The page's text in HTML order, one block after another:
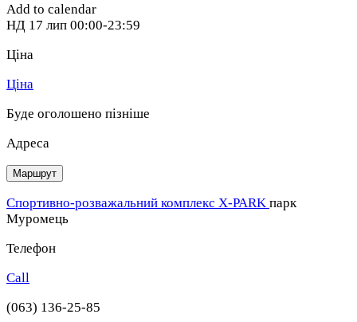
Add to calendar
НД 17 лип 00:00-23:59
Ціна
Ціна
Буде оголошено пізніше
Адреса
Маршрут
Спортивно-розважальний комплекс X-PARK парк
Муромець
Телефон
Call
(063) 136-25-85